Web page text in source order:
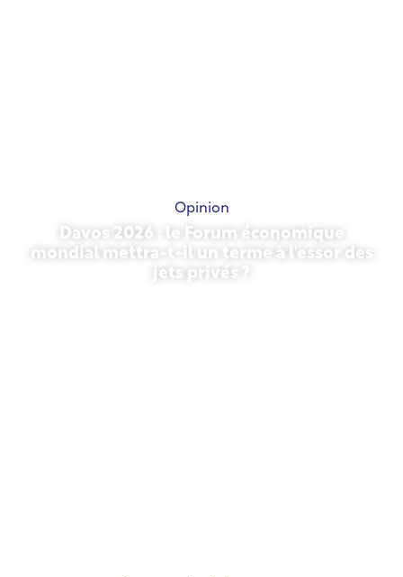
Opinion
Davos 2026 : le Forum économique
mondial mettra-t-il un terme à l'essor des
jets privés ?